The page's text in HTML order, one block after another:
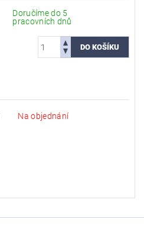
Doručíme do 5
pracovních dnů
Na objednání